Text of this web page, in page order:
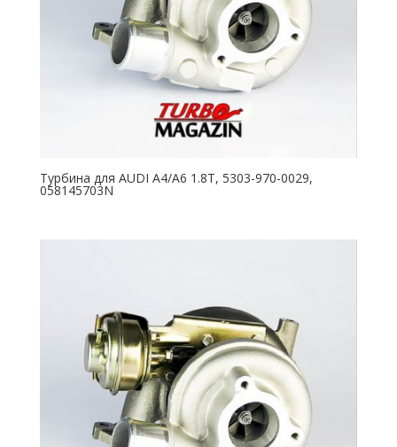
Турбина для AUDI A4/A6 1.8T, 5303-970-0029,
058145703N